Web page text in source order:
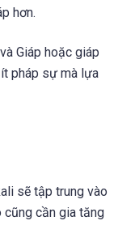
hơn.
Giáp hoặc giáp
pháp sự mà lựa
sẽ tập trung vào
cũng cần gia tăng